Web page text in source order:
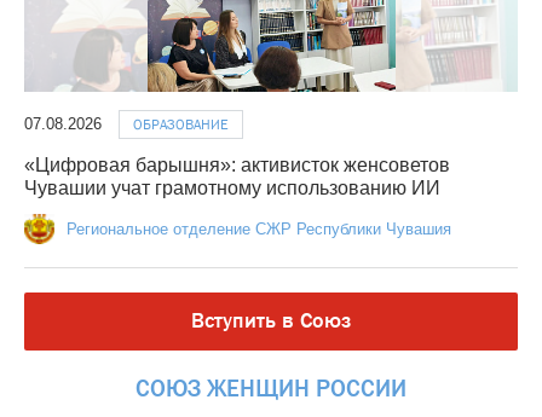
07.08.2026 ОБРАЗОВАНИЕ
«Цифровая барышня»: активисток женсоветов
Чувашии учат грамотному использованию ИИ
Региональное отделение СЖР Республики Чувашия
Вступить в Союз
СОЮЗ ЖЕНЩИН РОССИИ